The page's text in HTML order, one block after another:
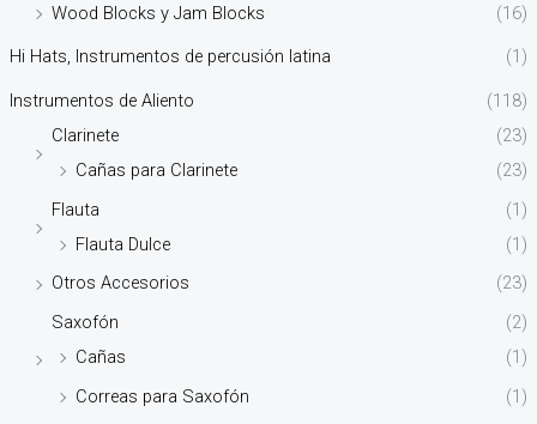
Wood Blocks y Jam Blocks
(16)
Hi Hats, Instrumentos de percusión latina (1)
Instrumentos de Aliento
(118)
Clarinete
(23)
Cañas para Clarinete
(23)
Flauta
(1)
Flauta Dulce
(1)
Otros Accesorios
(23)
Saxofón
(2)
Cañas
(1)
Correas para Saxofón
(1)